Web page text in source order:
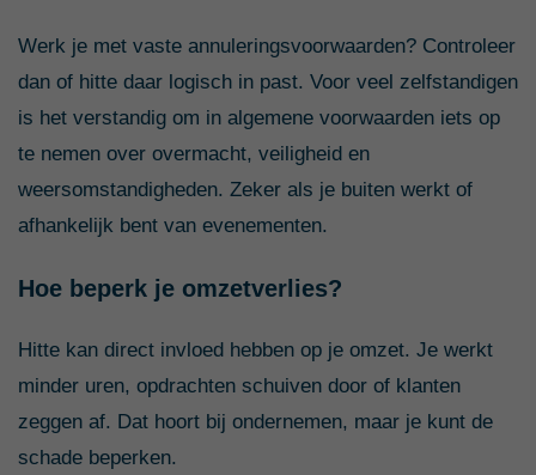
Werk je met vaste annuleringsvoorwaarden? Controleer
dan of hitte daar logisch in past. Voor veel zelfstandigen
is het verstandig om in algemene voorwaarden iets op
te nemen over overmacht, veiligheid en
weersomstandigheden. Zeker als je buiten werkt of
afhankelijk bent van evenementen.
Hoe beperk je omzetverlies?
Hitte kan direct invloed hebben op je omzet. Je werkt
minder uren, opdrachten schuiven door of klanten
zeggen af. Dat hoort bij ondernemen, maar je kunt de
schade beperken.